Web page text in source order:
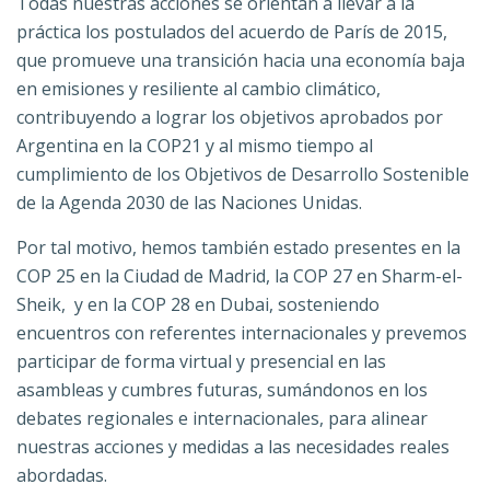
práctica los postulados del acuerdo de París de 2015,
que promueve una transición hacia una economía baja
en emisiones y resiliente al cambio climático,
contribuyendo a lograr los objetivos aprobados por
Argentina en la COP21 y al mismo tiempo al
cumplimiento de los Objetivos de Desarrollo Sostenible
de la Agenda 2030 de las Naciones Unidas.
Por tal motivo, hemos también estado presentes en la
COP 25 en la Ciudad de Madrid, la COP 27 en Sharm-el-
Sheik, y en la COP 28 en Dubai, sosteniendo
encuentros con referentes internacionales y prevemos
participar de forma virtual y presencial en las
asambleas y cumbres futuras, sumándonos en los
debates regionales e internacionales, para alinear
nuestras acciones y medidas a las necesidades reales
abordadas.